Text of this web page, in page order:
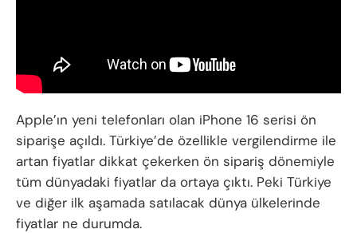
Apple’ın yeni telefonları olan iPhone 16 serisi ön
siparişe açıldı. Türkiye’de özellikle vergilendirme ile
artan fiyatlar dikkat çekerken ön sipariş dönemiyle
tüm dünyadaki fiyatlar da ortaya çıktı. Peki Türkiye
ve diğer ilk aşamada satılacak dünya ülkelerinde
fiyatlar ne durumda.